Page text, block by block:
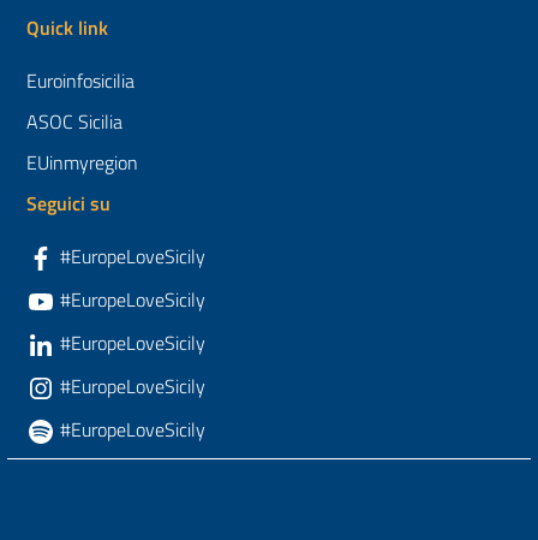
Quick link
Euroinfosicilia
ASOC Sicilia
EUinmyregion
Seguici su
#EuropeLoveSicily
#EuropeLoveSicily
#EuropeLoveSicily
#EuropeLoveSicily
#EuropeLoveSicily